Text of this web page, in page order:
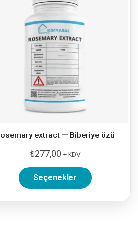
extract — Biberiye özü
₺277,00 + KDV
Seçenekler